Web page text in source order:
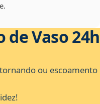
Vaso 24h
ou escoamento